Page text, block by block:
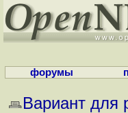
форумы
Вариант для